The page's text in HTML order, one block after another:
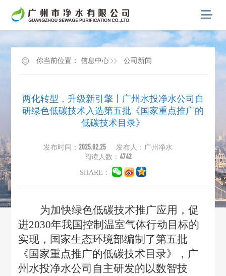
你当前位置： 信息中心 公司新闻
两化转型，升级新引擎丨广州水投净水公司自
研绿色低碳技术入选第五批《国家重点推广的
低碳技术目录》
发布时间： 2025.02.25
发布人：广州净水
阅读人数： 4742
SHARE：
为加快绿色低碳技术推广应用，促
进2030年我国控制温室气体行动目标的
实现，国家生态环境部编制了第五批
《国家重点推广的低碳技术目录》，广
州水投净水公司自主研发的以数智技